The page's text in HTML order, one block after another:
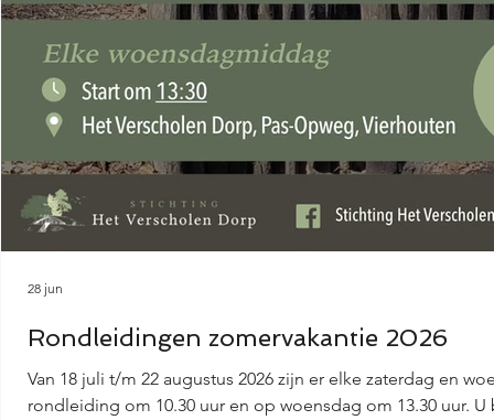
Rondleidingen zomervakantie 2026
Van 18 juli t/m 22 augustus 2026 zijn er elke zaterdag en
rondleiding om 10.30 uur en op woensdag om 13.30 uur.
28 jun